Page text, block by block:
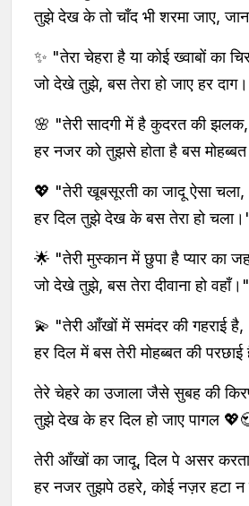
तुझे देख के तो चाँद भी शरमा जाए,
✨ "तेरा चेहरा है या कोई ख्वाबों का
जो देखे तुझे, बस तेरा हो जाए हर
🌸 "तेरी सादगी में है कुदरत की झलक,
हर नजर को तुझसे होता है बस
💖 "तेरी खूबसूरती का जादू ऐसा चला,
हर दिल तुझे देख के बस तेरा हो
🌟 "तेरी मुस्कान में छुपा है प्यार का
जो देखे तुझे, बस तेरा दीवाना हो
💫 "तेरी आँखों में समंदर की गहराई है,
हर दिल में बस तेरी मोहब्बत की
तेरे चेहरे का उजाला जैसे सुबह की
तुझे देख के हर दिल हो जाए पागल
तेरी आँखों का जादू, दिल पे असर
हर नजर तुझपे ठहरे, कोई नज़र हटा